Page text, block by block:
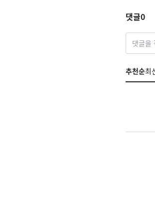
댓글0
댓글을
추천순최